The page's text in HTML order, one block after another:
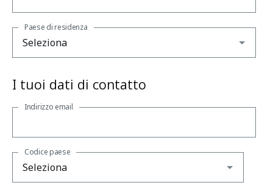
Paese di residenza
I tuoi dati di contatto
Indirizzo email
Codice paese